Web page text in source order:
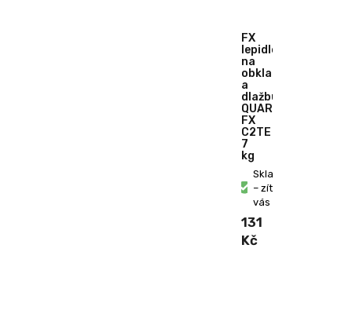
FX
lepidlo
na
obklady
a
dlažbu
QUARTZ
FX
C2TE
7
kg
Skladem
– zítra u
vás
131
Kč